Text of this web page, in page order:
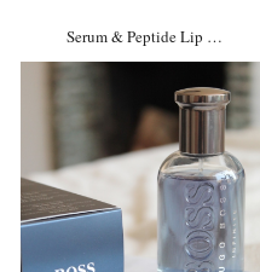
Serum & Peptide Lip …